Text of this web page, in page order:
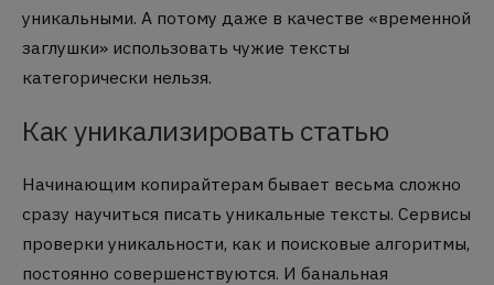
уникальными. А потому даже в качестве «временной
заглушки» использовать чужие тексты
категорически нельзя.
Как уникализировать статью
Начинающим копирайтерам бывает весьма сложно
сразу научиться писать уникальные тексты. Сервисы
проверки уникальности, как и поисковые алгоритмы,
постоянно совершенствуются. И банальная